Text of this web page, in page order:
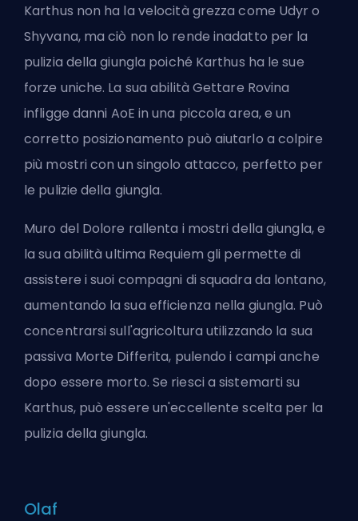
Karthus non ha la velocità grezza come Udyr o
Shyvana, ma ciò non lo rende inadatto per la
pulizia della giungla poiché Karthus ha le sue
forze uniche. La sua abilità Gettare Rovina
infligge danni AoE in una piccola area, e un
corretto posizionamento può aiutarlo a colpire
più mostri con un singolo attacco, perfetto per
le pulizie della giungla.
Muro del Dolore rallenta i mostri della giungla, e
la sua abilità ultima Requiem gli permette di
assistere i suoi compagni di squadra da lontano,
aumentando la sua efficienza nella giungla. Può
concentrarsi sull'agricoltura utilizzando la sua
passiva Morte Differita, pulendo i campi anche
dopo essere morto. Se riesci a sistemarti su
Karthus, può essere un'eccellente scelta per la
pulizia della giungla.
Olaf